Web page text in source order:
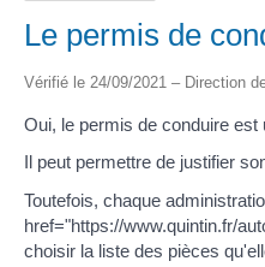
Le permis de
Vérifié le 24/09/2021 – Direction
Oui, le permis de conduire est
Il peut permettre de justifier
Toutefois, chaque
href="https://www.quintin.fr/
choisir la liste des pièces